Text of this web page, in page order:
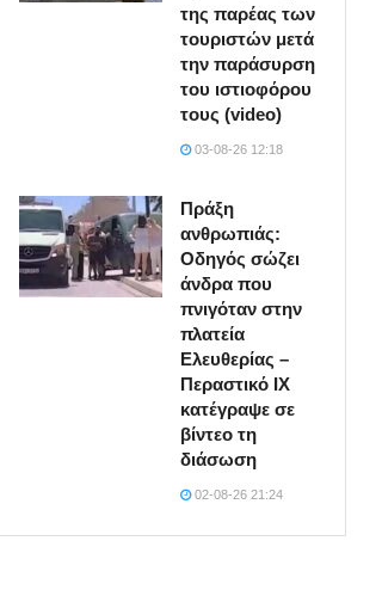
της παρέας των
τουριστών μετά
την παράσυρση
του ιστιοφόρου
τους (video)
03-08-26 12:18
Πράξη
ανθρωπιάς:
Οδηγός σώζει
άνδρα που
πνιγόταν στην
πλατεία
Ελευθερίας –
Περαστικό ΙΧ
κατέγραψε σε
βίντεο τη
διάσωση
02-08-26 21:24